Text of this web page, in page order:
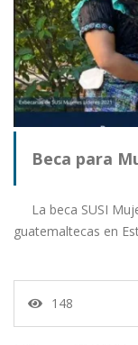
Beca para
La beca SUSI
guatemaltecas en
148